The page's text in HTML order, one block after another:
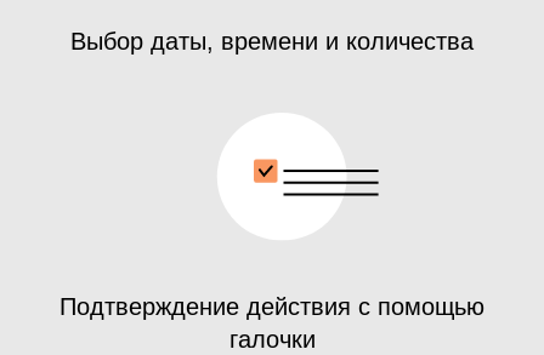
Выбор даты, времени и количества
Подтверждение действия с помощью
галочки